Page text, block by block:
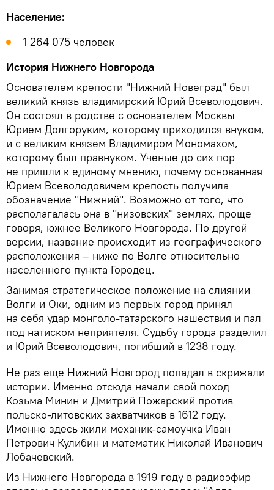
Население:
1 264 075 человек
История Нижнего Новгорода
Основателем крепости "Нижний Новеград" был
великий князь владимирский Юрий Всеволодович.
Он состоял в родстве с основателем Москвы
Юрием Долгоруким, которому приходился внуком,
и с великим князем Владимиром Мономахом,
которому был правнуком. Ученые до сих пор
не пришли к единому мнению, почему основанная
Юрием Всеволодовичем крепость получила
обозначение "Нижний". Возможно от того, что
располагалась она в "низовских" землях, проще
говоря, южнее Великого Новгорода. По другой
версии, название происходит из географического
расположения – ниже по Волге относительно
населенного пункта Городец.
Занимая стратегическое положение на слиянии
Волги и Оки, одним из первых город принял
на себя удар монголо-татарского нашествия и пал
под натиском неприятеля. Судьбу города разделил
и Юрий Всеволодович, погибший в 1238 году.
Не раз еще Нижний Новгород попадал в скрижали
истории. Именно отсюда начали свой поход
Козьма Минин и Дмитрий Пожарский против
польско-литовских захватчиков в 1612 году.
Именно здесь жили механик-самоучка Иван
Петрович Кулибин и математик Николай Иванович
Лобачевский.
Из Нижнего Новгорода в 1919 году в радиоэфир